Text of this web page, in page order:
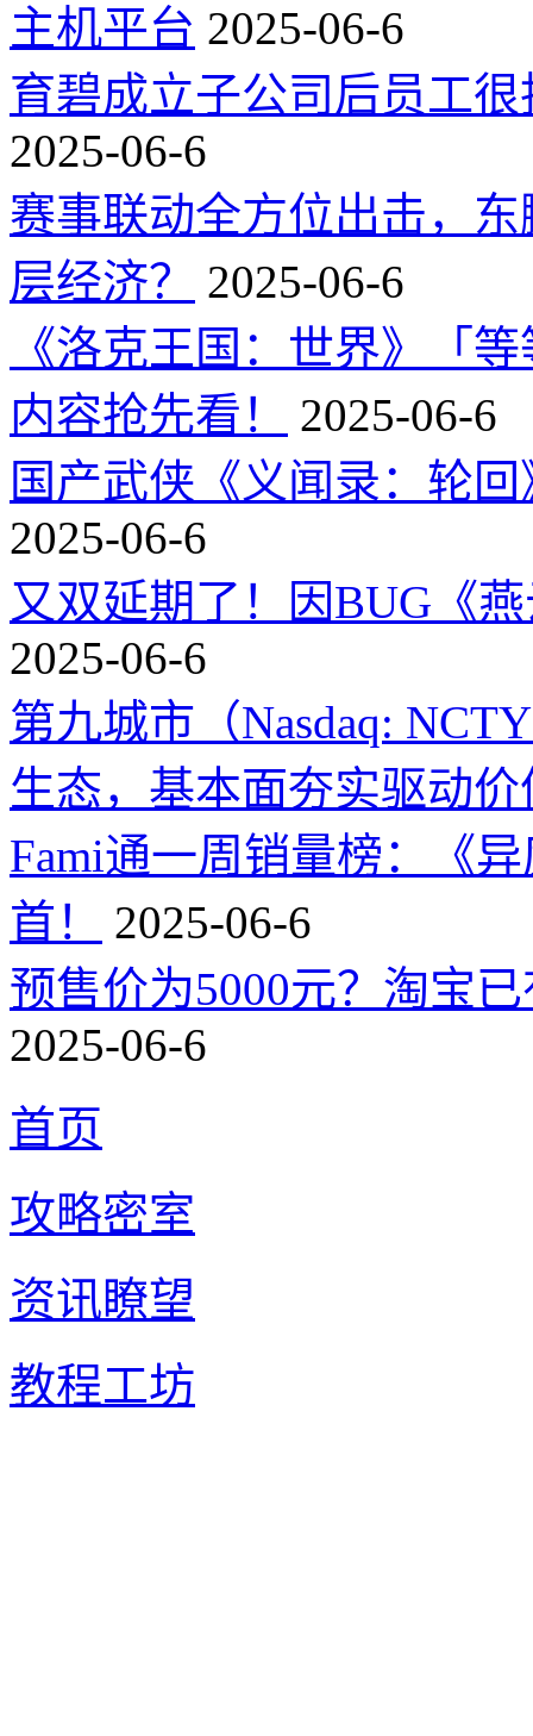
主机平台 2025-06-6
育碧成立子公司后员工
2025-06-6
赛事联动全方位出击，
层经济？
2025-06-6
《洛克王国：世界》「
内容抢先看！
2025-06-6
国产武侠《义闻录：轮
2025-06-6
又双延期了！因BUG《
2025-06-6
第九城市（Nasdaq:
生态，基本面夯实驱动价
Fami通一周销量榜：《
首！
2025-06-6
预售价为5000元？淘宝
2025-06-6
首页
攻略密室
资讯瞭望
教程工坊